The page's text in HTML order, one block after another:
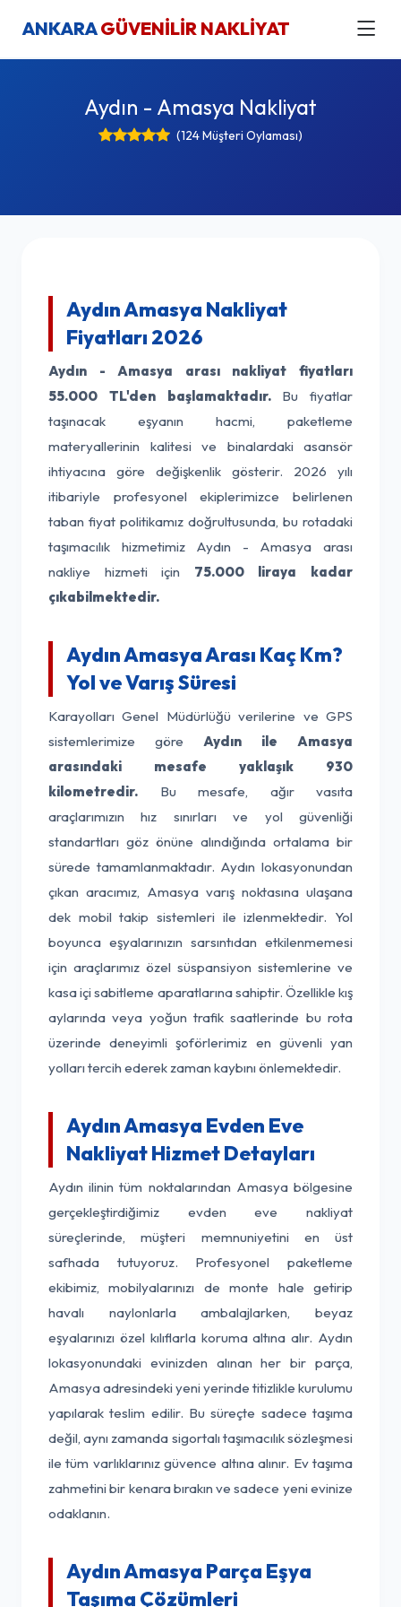
ANKARAGÜVENİLİR NAKLİYAT
Aydın - Amasya Nakliyat
(124 Müşteri Oylaması)
Aydın Amasya Nakliyat
Fiyatları 2026
Aydın - Amasya arası nakliyat fiyatları
55.000 TL'den başlamaktadır.Bu fiyatlar
taşınacak eşyanın hacmi, paketleme
materyallerinin kalitesi ve binalardaki asansör
ihtiyacına göre değişkenlik gösterir. 2026 yılı
itibariyle profesyonel ekiplerimizce belirlenen
taban fiyat politikamız doğrultusunda, bu rotadaki
taşımacılık hizmetimiz Aydın - Amasya arası
nakliye hizmeti için 75.000 liraya kadar
çıkabilmektedir.
Aydın Amasya Arası Kaç Km?
Yol ve Varış Süresi
Karayolları Genel Müdürlüğü verilerine ve GPS
sistemlerimize göre Aydın ile Amasya
arasındaki mesafe yaklaşık 930
kilometredir. Bu mesafe, ağır vasıta
araçlarımızın hız sınırları ve yol güvenliği
standartları göz önüne alındığında ortalama bir
sürede tamamlanmaktadır. Aydın lokasyonundan
çıkan aracımız, Amasya varış noktasına ulaşana
dek mobil takip sistemleri ile izlenmektedir. Yol
boyunca eşyalarınızın sarsıntıdan etkilenmemesi
için araçlarımız özel süspansiyon sistemlerine ve
kasa içi sabitleme aparatlarına sahiptir. Özellikle kış
aylarında veya yoğun trafik saatlerinde bu rota
üzerinde deneyimli şoförlerimiz en güvenli yan
yolları tercih ederek zaman kaybını önlemektedir.
Aydın Amasya Evden Eve
Nakliyat Hizmet Detayları
Aydın ilinin tüm noktalarından Amasya bölgesine
gerçekleştirdiğimiz evden eve nakliyat
süreçlerinde, müşteri memnuniyetini en üst
safhada tutuyoruz. Profesyonel paketleme
ekibimiz, mobilyalarınızı de monte hale getirip
havalı naylonlarla ambalajlarken, beyaz
eşyalarınızı özel kılıflarla koruma altına alır. Aydın
lokasyonundaki evinizden alınan her bir parça,
Amasya adresindeki yeni yerinde titizlikle kurulumu
yapılarak teslim edilir. Bu süreçte sadece taşıma
değil, aynı zamanda sigortalı taşımacılık sözleşmesi
ile tüm varlıklarınız güvence altına alınır. Ev taşıma
zahmetini bir kenara bırakın ve sadece yeni evinize
odaklanın.
Aydın Amasya Parça Eşya
Taşıma Çözümleri